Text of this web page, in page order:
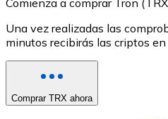
Una vez realizadas las
minutos recibirás las criptos en
Comprar TRX ahora